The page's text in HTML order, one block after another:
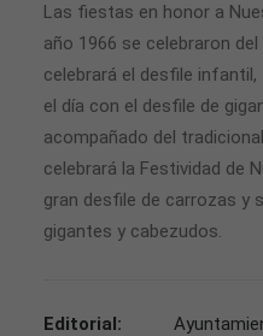
Las fiestas en honor a
año 1966 se celebraron
celebrará el desfile
el día con el desfile de
acompañado del
celebrará la Festividad de
gran desfile de carrozas y
gigantes y cabezudos.
Editorial: